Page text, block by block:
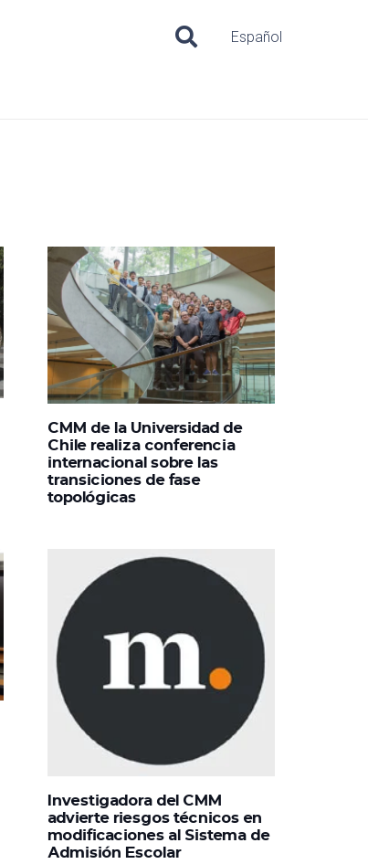
Español
CMM de la Universidad de
Chile realiza conferencia
internacional sobre las
transiciones de fase
topológicas
Investigadora del CMM
advierte riesgos técnicos en
modificaciones al Sistema de
Admisión Escolar